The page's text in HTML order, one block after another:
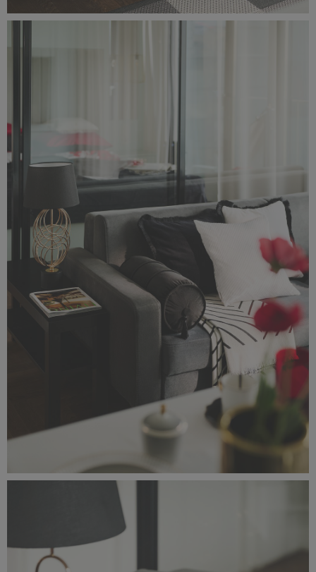
Classic_Delux11160.jpg
2,5 MB
Classic_Delux11148.jpg